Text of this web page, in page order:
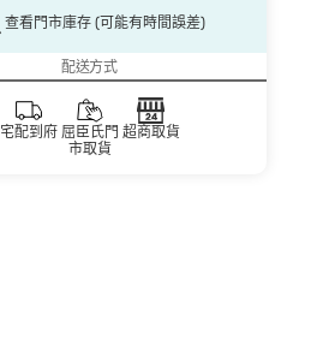
查看門市庫存 (可能有時間誤差)
配送方式
宅配到府 屈臣氏門
市取貨
超商取貨